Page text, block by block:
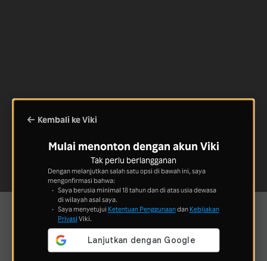
Kembali ke Viki
Mulai menonton dengan akun Viki
Tak perlu berlangganan
Dengan melanjutkan salah satu opsi di bawah ini, saya
mengonfirmasi bahwa:
Saya berusia minimal 18 tahun dan di atas usia dewasa
di wilayah asal saya.
Saya menyetujui Ketentuan Penggunaandan Kebijakan
Privasi Viki.